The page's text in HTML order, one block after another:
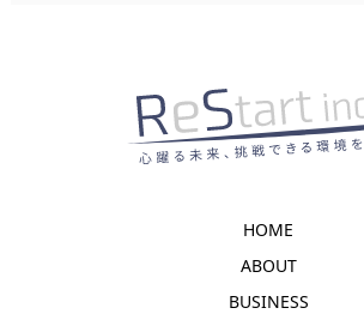
HOME
ABOUT
BUSINESS